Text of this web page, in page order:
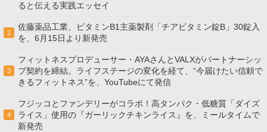
ると伝える実践エッセイ
2
佐藤薬品工業、ビタミンB1主薬製剤「チアビタミン錠B」30錠入
を、6月15日より新発売
3
フィットネスプロデューサー・AYAさんとVALXがパートナーシッ
プ契約を締結。ライフステージの変化を経て、“今届けたい信頼で
きるフィットネス”を、YouTubeにて発信
4
フジッコとファンデリーがコラボ！高タンパク・低糖質「ダイズ
ライス」使用の『ガーリックチキンライス』を、ミールタイムで
新発売